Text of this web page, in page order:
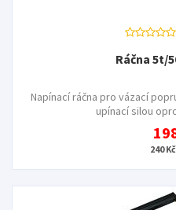
Ráčna 5t/
Napínací ráčna pro vázací
upínací silou
240